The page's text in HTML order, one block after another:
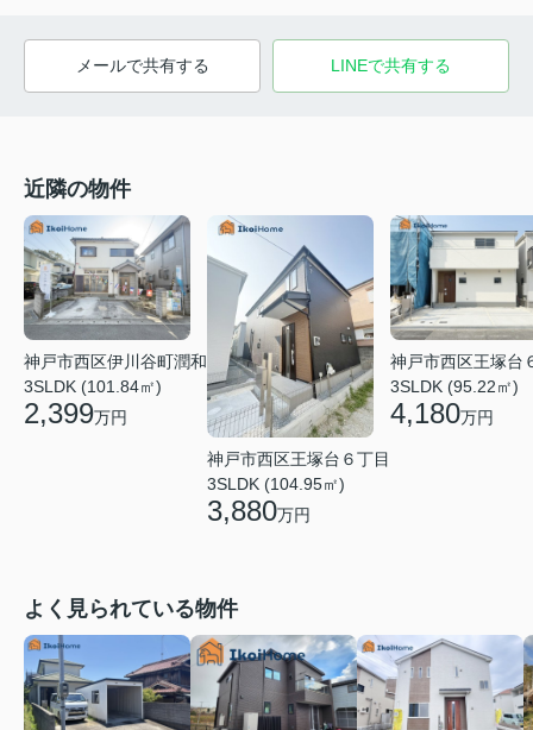
メールで共有する LINEで共有する
近隣の物件
神戸市西区伊川谷町潤和
3SLDK (101.84㎡)
2,399万円
神戸市西区王塚台６丁目
3SLDK (104.95㎡)
3,880万円
神戸市西区王塚台
3SLDK (95.22㎡)
4,180万円
よく見られている物件